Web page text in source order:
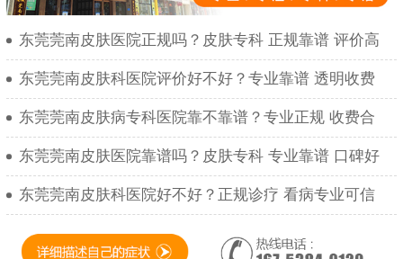
东莞莞南皮肤医院正规吗？皮肤专科 正规靠谱 评价高
东莞莞南皮肤科医院评价好不好？专业靠谱 透明收费
东莞莞南皮肤病专科医院靠不靠谱？专业正规 收费合
东莞莞南皮肤医院靠谱吗？皮肤专科 专业靠谱 口碑好
东莞莞南皮肤科医院好不好？正规诊疗 看病专业可信